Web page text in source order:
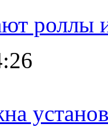
роллы